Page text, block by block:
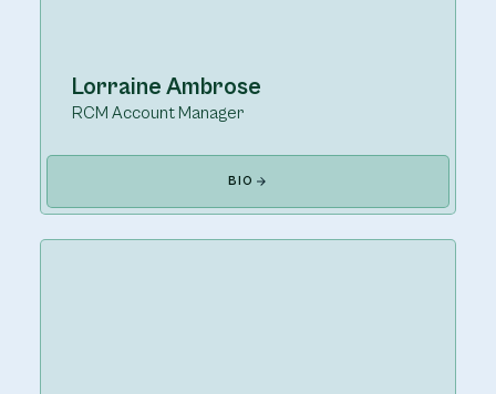
Lorraine Ambrose
RCM Account Manager
BIO